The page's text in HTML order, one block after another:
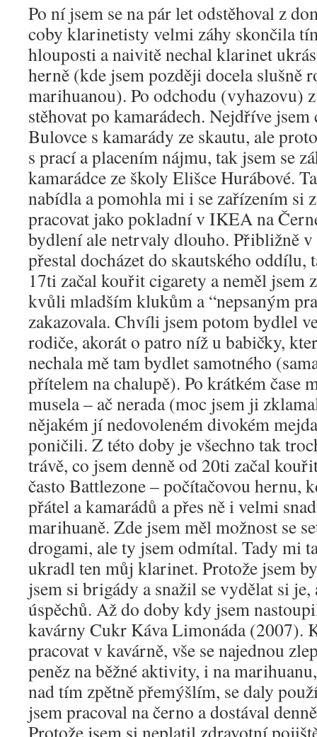
Po ní jsem se na pár let odstěhoval z
coby klarinetisty velmi záhy skončila
hlouposti a naivitě nechal klarinet
herně (kde jsem později docela slušně
marihuanou). Po odchodu (vyhazovu)
stěhovat po kamarádech. Nejdříve
Bulovce s kamarády ze skautu, ale
s prací a placením nájmu, tak jsem se
kamarádce ze školy Elišce Hurábové.
nabídla a pomohla mi i se zařízením si
pracovat jako pokladní v IKEA na
bydlení ale netrvaly dlouho. Přibližně v
přestal docházet do skautského oddílu,
17ti začal kouřit cigarety a neměl jsem
kvůli mladším klukům a “nepsaným
zakazovala. Chvíli jsem potom bydlel
rodiče, akorát o patro níž u babičky,
nechala mě tam bydlet samotného
přítelem na chalupě). Po krátkém čase
musela – ač nerada (moc jsem ji
nějakém jí nedovoleném divokém
poničili. Z této doby je všechno tak
trávě, co jsem denně od 20ti začal
často Battlezone – počítačovou hernu,
přátel a kamarádů a přes ně i velmi
marihuaně. Zde jsem měl možnost se
drogami, ale ty jsem odmítal. Tady mi
ukradl ten můj klarinet. Protože jsem
jsem si brigády a snažil se vydělat si
úspěchů. Až do doby kdy jsem
kavárny Cukr Káva Limonáda (2007).
pracovat v kavárně, vše se najednou
peněz na běžné aktivity, i na
nad tím zpětně přemýšlím, se daly
jsem pracoval na černo a dostával
Protože jsem si neplatil zdravotní